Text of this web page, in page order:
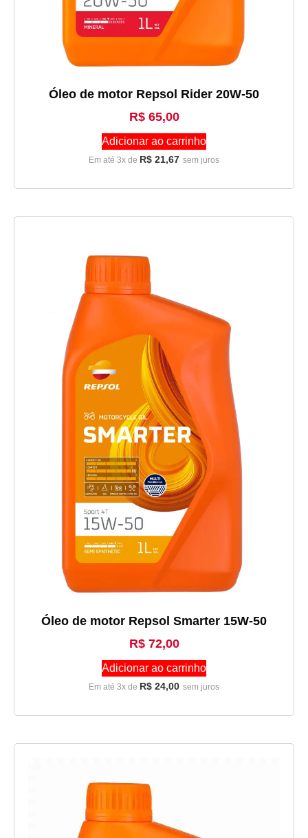
Óleo de motor Repsol Rider 20W-50
R$65,00
Adicionar ao carrinho
Em até 3x de R$ 21,67 sem juros
Óleo de motor Repsol Smarter 15W-50
R$72,00
Adicionar ao carrinho
Em até 3x de R$ 24,00 sem juros